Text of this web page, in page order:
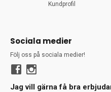
Kundprofil
Sociala medier
Följ oss på sociala medier!
Jag vill gärna få bra